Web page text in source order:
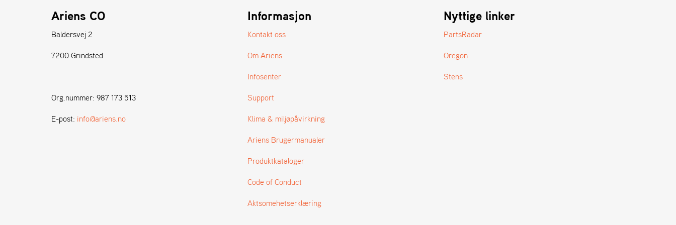
Ariens CO
Baldersvej 2
7200 Grindsted
Org.nummer: 987 173 513
E-post: info@ariens.no
Informasjon
Kontakt oss
Om Ariens
Infosenter
Support
Klima & miljøpåvirkning
Ariens Brugermanualer
Produktkataloger
Code of Conduct
Aktsomehetserklæring
Nyttige linker
PartsRadar
Oregon
Stens